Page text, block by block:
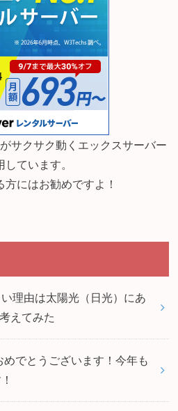
サクサク動くエックスサーバー
しています。
方にはお勧めですよ！
理由は太陽光（日光）にあ
えてみた
めでとうございます！今年も